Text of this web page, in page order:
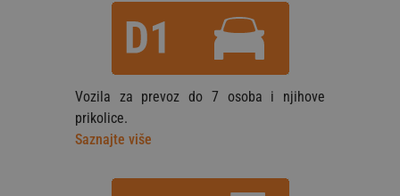
Vozila za prevoz do 7 osoba i njihove
prikolice.
Saznajte više